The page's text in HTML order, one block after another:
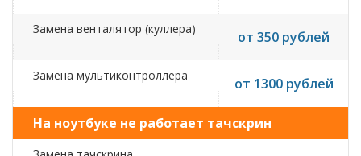
Замена венталятор (куллера) от 350 рублей
Замена мультиконтроллера от 1300 рублей
На ноутбуке не работает тачскрин